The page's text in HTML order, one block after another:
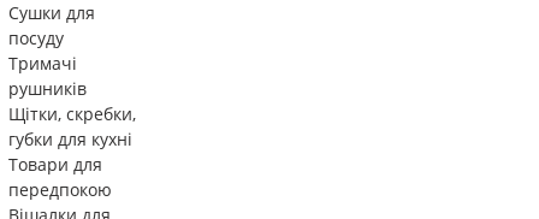
Сушки для
посуду
Тримачі
рушників
Щітки, скребки,
губки для кухні
Товари для
передпокою